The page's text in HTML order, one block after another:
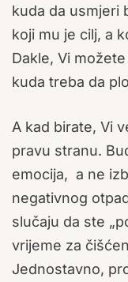
kuda da usmjeri
koji mu je cilj, a
Dakle, Vi
kuda treba da
A kad birate, Vi
pravu stranu.
emocija, a ne
negativnog
slučaju da ste
vrijeme za
Jednostavno,